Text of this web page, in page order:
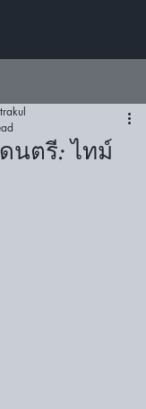
นตรี: ไทม์